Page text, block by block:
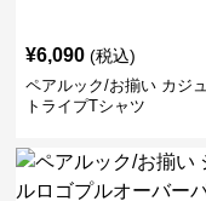
¥6,090 (税込)
ペアルック/お揃い カジ
トライプTシャツ